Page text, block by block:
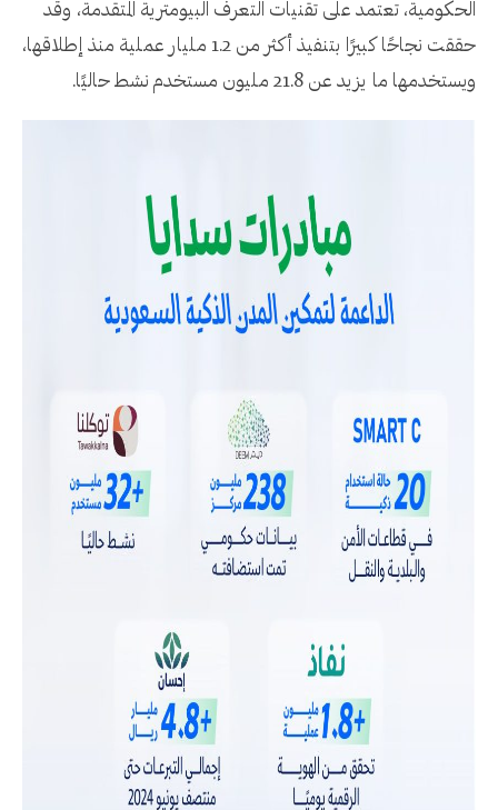
الحكومية، تعتمد على تقنيات التعرف البيومترية المتقدمة، وقد
حققت نجاحًا كبيرًا بتنفيذ أكثر من 1.2 مليار عملية منذ إطلاقها،
ويستخدمها ما يزيد عن 21.8 مليون مستخدم نشط حاليًا.